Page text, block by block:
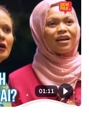
01:11